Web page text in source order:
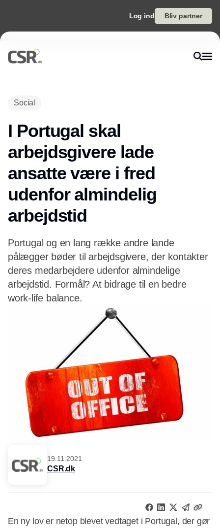
Log ind Bliv partner
Social
I Portugal skal
arbejdsgivere lade
ansatte være i fred
udenfor almindelig
arbejdstid
Portugal og en lang række andre lande
pålægger bøder til arbejdsgivere, der kontakter
deres medarbejdere udenfor almindelige
arbejdstid. Formål? At bidrage til en bedre
work-life balance.
19.11.2021
CSR.dk
En ny lov er netop blevet vedtaget i Portugal, der gør